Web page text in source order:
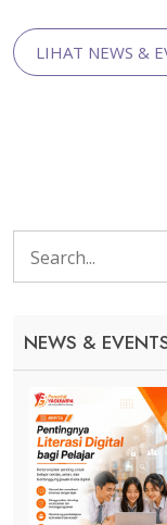
LIHAT NEWS &
NEWS &